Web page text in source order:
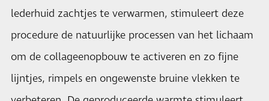
lederhuid zachtjes te verwarmen, stimuleert deze
procedure de natuurlijke processen van het lichaam
om de collageenopbouw te activeren en zo fijne
lijntjes, rimpels en ongewenste bruine vlekken te